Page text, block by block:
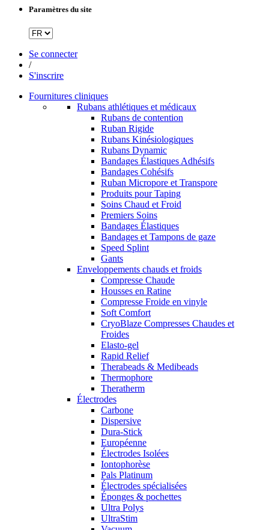
Paramètres du site
Se connecter
/
S'inscrire
Fournitures cliniques
Rubans athlétiques et médicaux
Rubans de contention
Ruban Rigide
Rubans Kinésiologiques
Rubans Dynamic
Bandages Élastiques Adhésifs
Bandages Cohésifs
Ruban Micropore et Transpore
Produits pour Taping
Soins Chaud et Froid
Premiers Soins
Bandages Élastiques
Bandages et Tampons de gaze
Speed Splint
Gants
Enveloppements chauds et froids
Compresse Chaude
Housses en Ratine
Compresse Froide en vinyle
Soft Comfort
CryoBlaze Compresses Chaudes et
Froides
Elasto-gel
Rapid Relief
Therabeads & Medibeads
Thermophore
Theratherm
Électrodes
Carbone
Dispersive
Dura-Stick
Européenne
Électrodes Isolées
Iontophorèse
Pals Platinum
Électrodes spécialisées
Éponges & pochettes
Ultra Polys
UltraStim